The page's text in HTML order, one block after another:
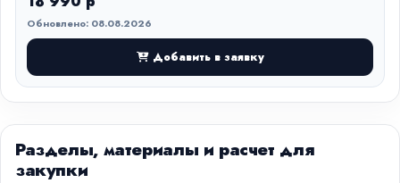
Обновлено: 08.08.2026
Добавить в заявку
Разделы, материалы и расчет для
закупки